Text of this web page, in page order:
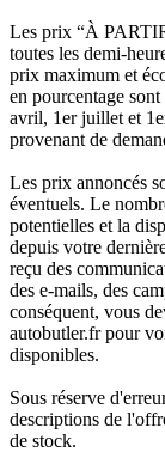
Les prix “À
toutes les demi-
prix maximum et
en pourcentage
avril, 1er juillet et
provenant de
Les prix annoncés
éventuels. Le
potentielles et la
depuis votre
reçu des
des e-mails, des
conséquent, vous
autobutler.fr pour
disponibles.
Sous réserve
descriptions de
de stock.